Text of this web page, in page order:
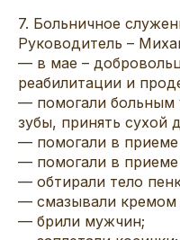
7. Больничное
Руководитель –
— в мае –
реабилитации и
— помогали больным
зубы, принять сухой
— помогали в
— помогали в приеме
— обтирали тело
— смазывали кремом
— брили мужчин;